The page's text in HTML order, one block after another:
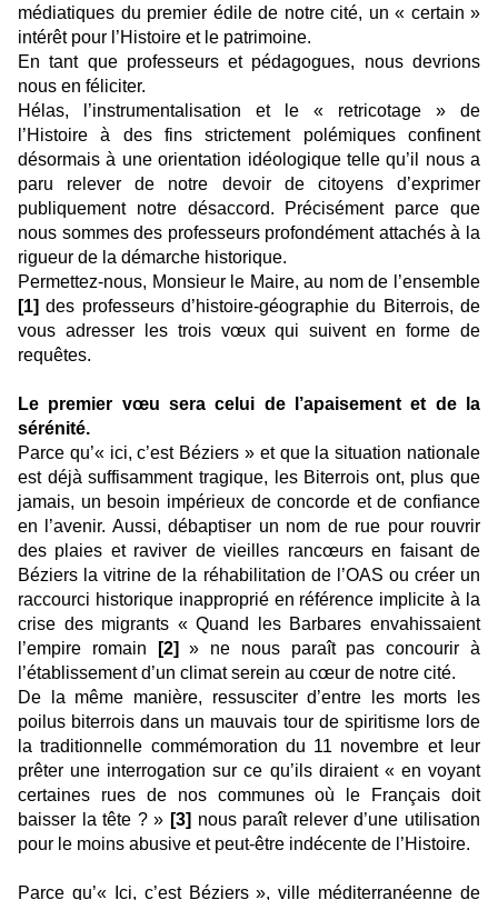
médiatiques du premier édile de notre cité, un « certain »
intérêt pour l’Histoire et le patrimoine.
En tant que professeurs et pédagogues, nous devrions
nous en féliciter.
Hélas, l’instrumentalisation et le « retricotage » de
l’Histoire à des fins strictement polémiques confinent
désormais à une orientation idéologique telle qu’il nous a
paru relever de notre devoir de citoyens d’exprimer
publiquement notre désaccord. Précisément parce que
nous sommes des professeurs profondément attachés à la
rigueur de la démarche historique.
Permettez-nous, Monsieur le Maire, au nom de l’ensemble
[1] des professeurs d’histoire-géographie du Biterrois, de
vous adresser les trois vœux qui suivent en forme de
requêtes.
Le premier vœu sera celui de l’apaisement et de la
sérénité.
Parce qu’« ici, c’est Béziers » et que la situation nationale
est déjà suffisamment tragique, les Biterrois ont, plus que
jamais, un besoin impérieux de concorde et de confiance
en l’avenir. Aussi, débaptiser un nom de rue pour rouvrir
des plaies et raviver de vieilles rancœurs en faisant de
Béziers la vitrine de la réhabilitation de l’OAS ou créer un
raccourci historique inapproprié en référence implicite à la
crise des migrants « Quand les Barbares envahissaient
l’empire romain
[2] » ne nous paraît pas concourir à
l’établissement d’un climat serein au cœur de notre cité.
De la même manière, ressusciter d’entre les morts les
poilus biterrois dans un mauvais tour de spiritisme lors de
la traditionnelle commémoration du 11 novembre et leur
prêter une interrogation sur ce qu’ils diraient « en voyant
certaines rues de nos communes où le Français doit
baisser la tête ? » [3] nous paraît relever d’une utilisation
pour le moins abusive et peut-être indécente de l’Histoire.
Parce qu’« Ici, c’est Béziers », ville méditerranéenne de